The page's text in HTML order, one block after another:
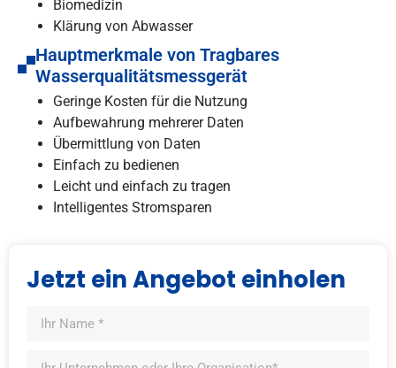
Biomedizin
Klärung von Abwasser
Hauptmerkmale von Tragbares
Wasserqualitätsmessgerät
Geringe Kosten für die Nutzung
Aufbewahrung mehrerer Daten
Übermittlung von Daten
Einfach zu bedienen
Leicht und einfach zu tragen
Intelligentes Stromsparen
Jetzt ein Angebot einholen